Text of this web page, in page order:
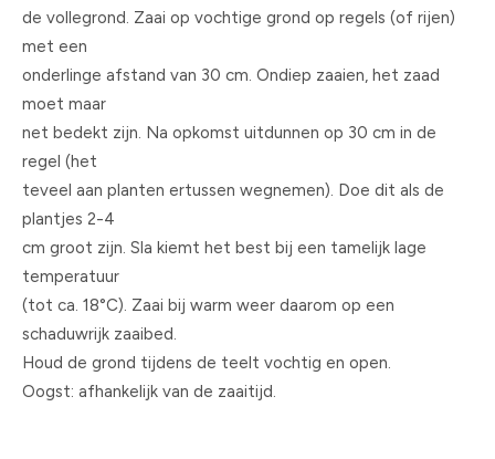
de vollegrond. Zaai op vochtige grond op regels (of rijen)
met een
onderlinge afstand van 30 cm. Ondiep zaaien, het zaad
moet maar
net bedekt zijn. Na opkomst uitdunnen op 30 cm in de
regel (het
teveel aan planten ertussen wegnemen). Doe dit als de
plantjes 2-4
cm groot zijn. Sla kiemt het best bij een tamelijk lage
temperatuur
(tot ca. 18°C). Zaai bij warm weer daarom op een
schaduwrijk zaaibed.
Houd de grond tijdens de teelt vochtig en open.
Oogst: afhankelijk van de zaaitijd.